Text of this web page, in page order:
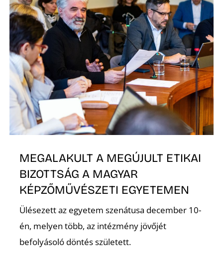
MEGALAKULT A MEGÚJULT ETIKAI
BIZOTTSÁG A MAGYAR
KÉPZŐMŰVÉSZETI EGYETEMEN
Ülésezett az egyetem szenátusa december 10-
én, melyen több, az intézmény jövőjét
befolyásoló döntés született.